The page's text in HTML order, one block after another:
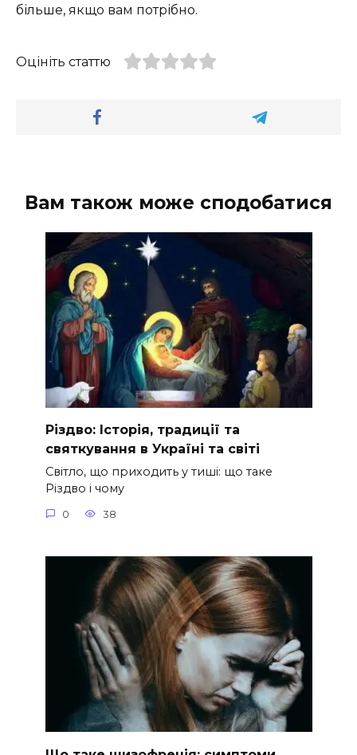
більше, якщо вам потрібно.
Оцініть статтю
Вам також може сподобатися
Різдво: Історія, традиції та
святкування в Україні та світі
Світло, що приходить у тиші: що таке
Різдво і чому
0 38